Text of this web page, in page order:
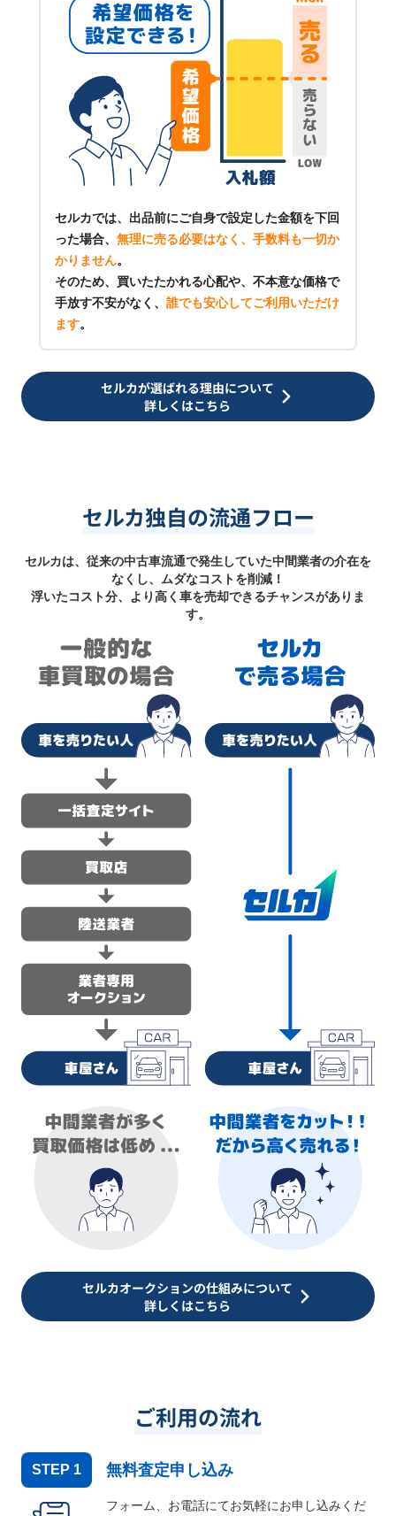
セルカでは、出品前にご自身で設定した金額を下回
った場合、 無理に売る必要はなく、手数料も一切か
かりません。
そのため、買いたたかれる心配や、不本意な価格で
手放す不安がなく、 誰でも安心してご利用いただけ
ます。
セルカが選ばれる理由について
詳しくはこちら
セルカ独自の流通フロー
セルカは、従来の中古車流通で発生していた中間業者の介在を
なくし、ムダなコストを削減！
浮いたコスト分、より高く車を売却できるチャンスがありま
す。
セルカオークションの仕組みについて
詳しくはこちら
ご利用の流れ
STEP 1 無料査定申し込み
フォーム、お電話にてお気軽にお申し込みくだ